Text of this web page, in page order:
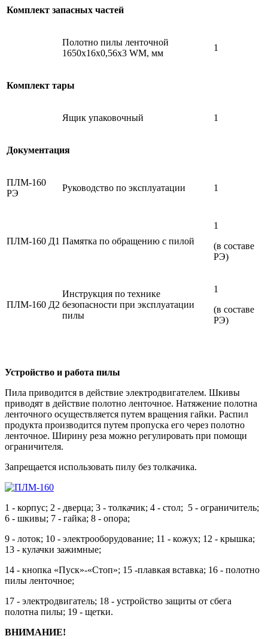
Комплект запасных частей
Полотно пилы ленточной
1650х16х0,56х3 WM, мм
1
Комплект тары
Ящик упаковочный 1
Документация
ПЛМ-160
РЭ
Руководство по эксплуатации 1
ПЛМ-160 Д1 Памятка по обращению с пилой
1
(в составе
РЭ)
ПЛМ-160 Д2
Инструкция по технике
безопасности при эксплуатации
пилы
1
(в составе
РЭ)
Устройство и работа пилы
Пила приводится в действие электродвигателем. Шкивы
приводят в действие полотно ленточное. Натяжение полотна
ленточного осуществляется путем вращения гайки. Распил
продукта производится путем пропуска его через полотно
ленточное. Ширину реза можно регулировать при помощи
ограничителя.
Запрещается использовать пилу без толкачика.
1 - корпус; 2 - дверца; 3 - толкачик; 4 - стол; 5 - ограничитель;
6 - шкивы; 7 - гайка; 8 - опора;
9 - лоток; 10 - электрооборудование; 11 - кожух; 12 - крышка;
13 - кулачки зажимные;
14 - кнопка «Пуск»-«Стоп»; 15 -плавкая вставка; 16 - полотно
пилы ленточное;
17 - электродвигатель; 18 - устройство защиты от сбега
полотна пилы; 19 - щетки.
ВНИМАНИЕ!